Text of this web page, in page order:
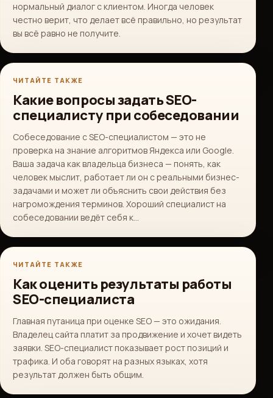
нормальный диалог с клиентом. Иногда человек
честно верит, что делает всё правильно, но результат
вы всё равно не получите.
ЧИТАЙТЕ ТАКЖЕ
Какие вопросы задать SEO-
специалисту при собеседовании
Собеседование с SEO-специалистом — это не
проверка на знание алгоритмов Яндекса или Google.
Ваша задача как владельца бизнеса — понять, как
человек мыслит, работает ли он с реальными бизнес-
задачами и может ли объяснить свои действия без
нагромождения терминов. Хороший специалист на
собеседовании ведёт себя к…
ЧИТАЙТЕ ТАКЖЕ
Как оценить результаты работы
SEO-специалиста
Главная путаница при оценке SEO — это ожидания.
Владелец сайта платит за продвижение и хочет видеть
заявки. SEO-специалист показывает рост позиций и
трафика. И оба говорят на разных языках, хотя
результат должен быть общим.